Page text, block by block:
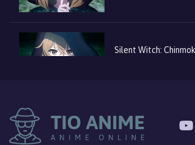
Silent Witch:
Silent Witch:
Hace 12 meses